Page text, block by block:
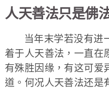
人天善法只是佛
当年末学若没有进
着于人天善法，一直在
有殊胜因缘，有这可爱
道。何况人天善法还是